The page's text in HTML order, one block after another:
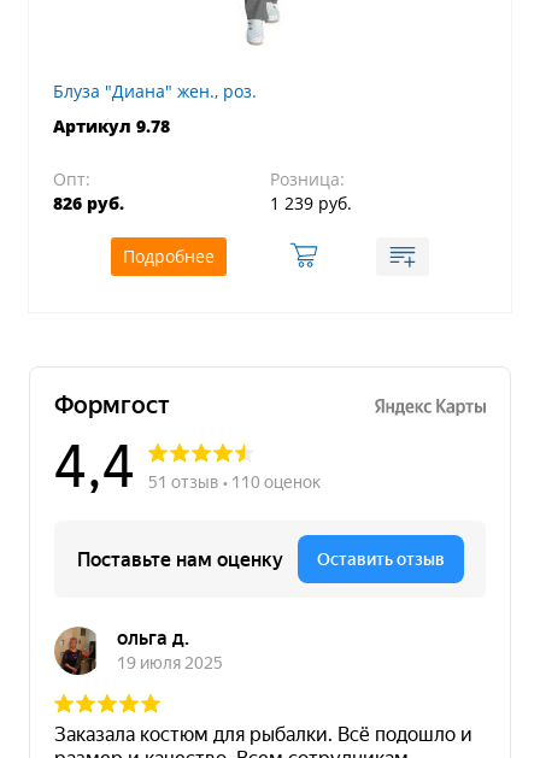
Блуза "Диана" жен., роз.
Артикул 9.78
Опт:
826 руб.
Розница:
1 239 руб.
Подробнее